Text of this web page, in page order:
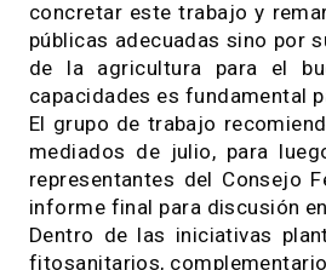
fitosanitarios,
políticas públicas
sobre la base de
También se presentan
fortalecimiento de la
prevenir efectos no
fomento a las buenas
El ministro de Ciencia,
concretar este trabajo y